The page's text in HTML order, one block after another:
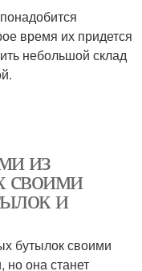
время их придется
небольшой склад
из
своими
и
бутылок своими
но она станет